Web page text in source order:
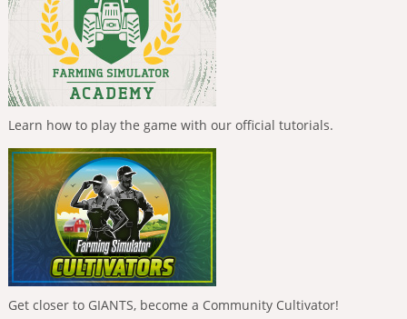
Learn how to play the game with our official tutorials.
Get closer to GIANTS, become a Community Cultivator!